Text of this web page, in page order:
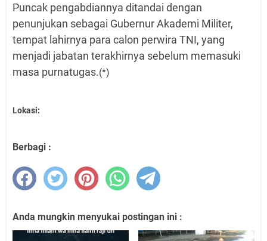
Puncak pengabdiannya ditandai dengan
penunjukan sebagai Gubernur Akademi Militer,
tempat lahirnya para calon perwira TNI, yang
menjadi jabatan terakhirnya sebelum memasuki
masa purnatugas.(*)
Lokasi:
Berbagi :
Anda mungkin menyukai postingan ini :